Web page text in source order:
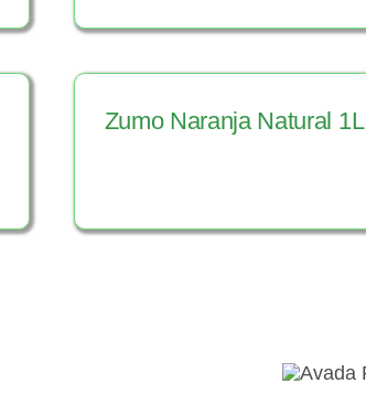
Ver Producto
Zumo Naranja Natural 1L